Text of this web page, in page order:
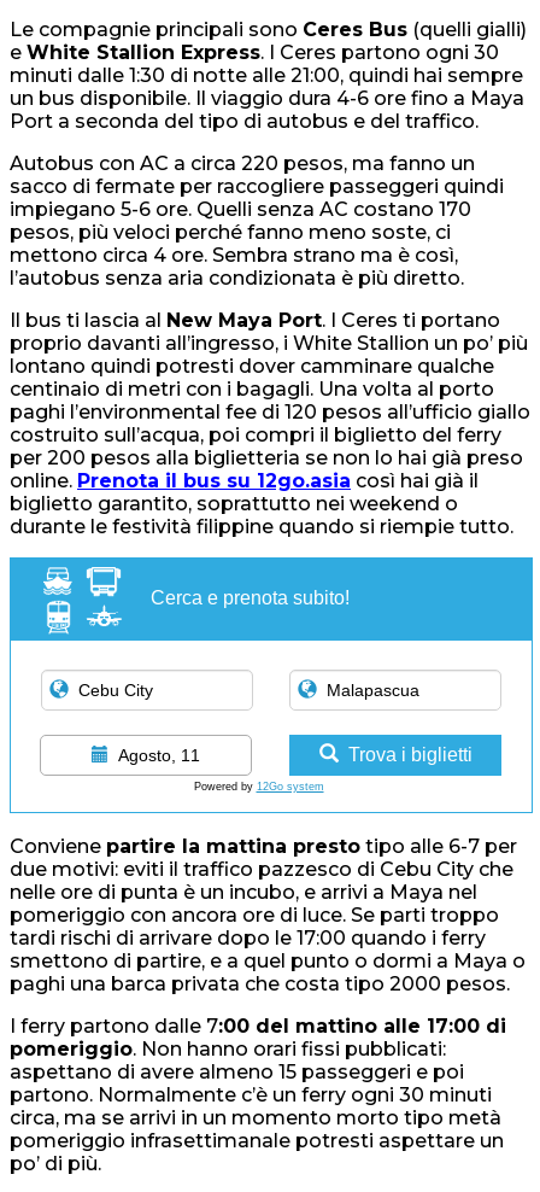
Le compagnie principali sono Ceres Bus (quelli gialli)
e White Stallion Express. I Ceres partono ogni 30
minuti dalle 1:30 di notte alle 21:00, quindi hai sempre
un bus disponibile. Il viaggio dura 4-6 ore fino a Maya
Port a seconda del tipo di autobus e del traffico.
Autobus con AC a circa 220 pesos, ma fanno un
sacco di fermate per raccogliere passeggeri quindi
impiegano 5-6 ore. Quelli senza AC costano 170
pesos, più veloci perché fanno meno soste, ci
mettono circa 4 ore. Sembra strano ma è così,
l’autobus senza aria condizionata è più diretto.
Il bus ti lascia al New Maya Port. I Ceres ti portano
proprio davanti all’ingresso, i White Stallion un po’ più
lontano quindi potresti dover camminare qualche
centinaio di metri con i bagagli. Una volta al porto
paghi l’environmental fee di 120 pesos all’ufficio giallo
costruito sull’acqua, poi compri il biglietto del ferry
per 200 pesos alla biglietteria se non lo hai già preso
online. Prenota il bus su 12go.asia così hai già il
biglietto garantito, soprattutto nei weekend o
durante le festività filippine quando si riempie tutto.
Cerca e prenota subito!
Agosto, 11 Trova i biglietti
Powered by 12Go system
Conviene partire la mattina presto tipo alle 6-7 per
due motivi: eviti il traffico pazzesco di Cebu City che
nelle ore di punta è un incubo, e arrivi a Maya nel
pomeriggio con ancora ore di luce. Se parti troppo
tardi rischi di arrivare dopo le 17:00 quando i ferry
smettono di partire, e a quel punto o dormi a Maya o
paghi una barca privata che costa tipo 2000 pesos.
I ferry partono dalle 7:00 del mattino alle 17:00 di
pomeriggio. Non hanno orari fissi pubblicati:
aspettano di avere almeno 15 passeggeri e poi
partono. Normalmente c’è un ferry ogni 30 minuti
circa, ma se arrivi in un momento morto tipo metà
pomeriggio infrasettimanale potresti aspettare un
po’ di più.